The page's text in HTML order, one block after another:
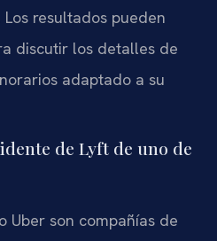
resultados pueden
discutir los detalles de
adaptado a su
de Lyft de uno de
Uber son compañías de